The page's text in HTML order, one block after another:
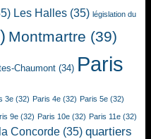
Les Halles (35) législation du
Montmartre (39)
Chaumont (34) Paris
3e (32) Paris 4e (32) Paris 5e (32)
9e (32) Paris 10e (32) Paris 11e (32)
Concorde (35) quartiers